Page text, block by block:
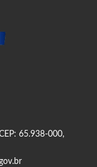
65.938-000,